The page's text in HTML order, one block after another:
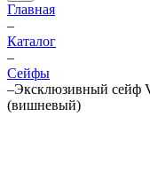
Главная
–
Каталог
–
Cейфы
–Эксклюзивный
(вишневый)